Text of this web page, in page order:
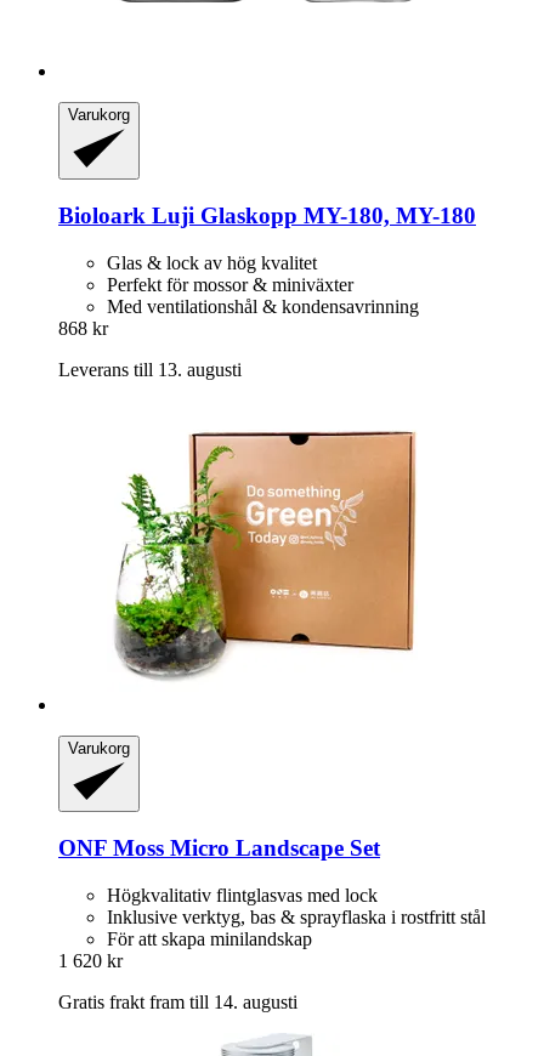
Varukorg
Bioloark Luji Glaskopp MY-​180, MY-​180
Glas & lock av hög kvalitet
Perfekt för mossor & miniväxter
Med ventilationshål & kondensavrinning
868 kr
Leverans till 13. augusti
Varukorg
ONF Moss Micro Landscape Set
Högkvalitativ flintglasvas med lock
Inklusive verktyg, bas & sprayflaska i rostfritt stål
För att skapa minilandskap
1 620 kr
Gratis frakt fram till 14. augusti